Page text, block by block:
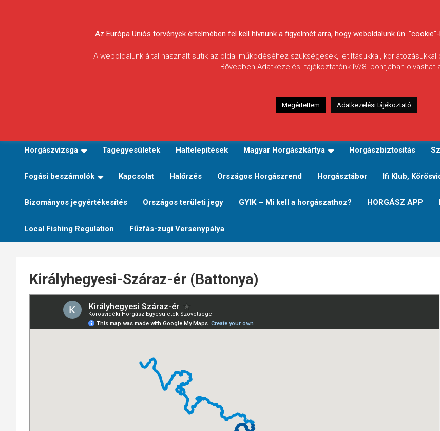
Körösvidéki Horgász
Egyesületek
Horgászvizsga Tagegyesületek Haltelepítések Magyar Horgászkártya Horgászbiztosítás
Fogási beszámolók Kapcsolat Halőrzés Országos Horgászrend Horgásztábor Ifi Klub,
Bizományos jegyértékesítés Országos területi jegy GYIK – Mi kell a horgászathoz? HORGÁSZ APP
Local Fishing Regulation Fűzfás-zugi Versenypálya
Királyhegyesi-Száraz-ér (Battonya)
Az Európa Uniós törvények értelmében fel kell hívnunk a figyelmét arra, hogy weboldalunk ún.
A weboldalunk által használt sütik az oldal működéséhez szükségesek, letiltásukkal,
Bővebben Adatkezelési tájékoztatónk IV/8. pontjában olvashat
Megértettem Adatkezelési tájékoztató